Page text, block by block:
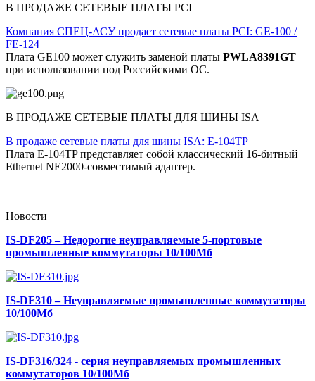
В ПРОДАЖЕ СЕТЕВЫЕ ПЛАТЫ PCI
Компания СПЕЦ-АСУ продает сетевые платы PCI: GE-100 /
FE-124
Плата GE100 может служить заменой платы PWLA8391GT
при использовании под Российскими ОС.
В ПРОДАЖЕ СЕТЕВЫЕ ПЛАТЫ ДЛЯ ШИНЫ ISA
В продаже сетевые платы для шины ISA: E-104TP
Плата E-104TP представляет собой классический 16-битный
Ethernet NE2000-совместимый адаптер.
Новости
IS-DF205 – Недорогие неуправляемые 5-портовые
промышленные коммутаторы 10/100Мб
IS-DF310 – Неуправляемые промышленные коммутаторы
10/100Мб
IS-DF316/324 - серия неуправляемых промышленных
коммутаторов 10/100Мб